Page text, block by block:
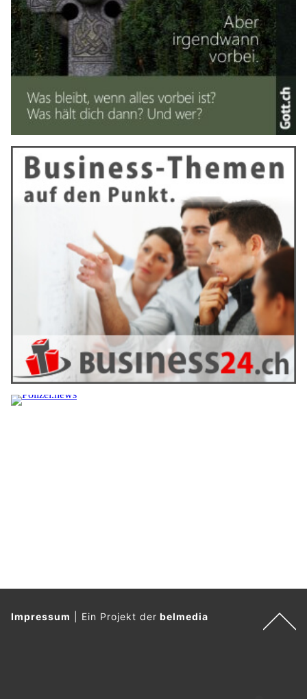
Impressum Ein Projekt derbelmedia